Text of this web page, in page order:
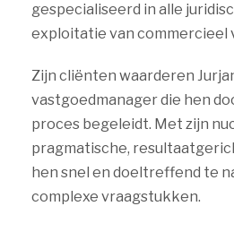
gespecialiseerd in alle
exploitatie van commercieel
Zijn cliënten waarderen
vastgoedmanager die hen
proces begeleidt. Met zijn
pragmatische,
hen snel en doeltreffend te
complexe vraagstukken.